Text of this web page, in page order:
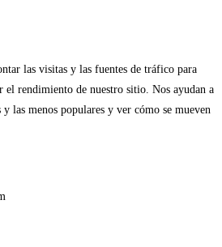
las visitas y las fuentes de tráfico para
el rendimiento de nuestro sitio. Nos ayudan a
y las menos populares y ver cómo se mueven